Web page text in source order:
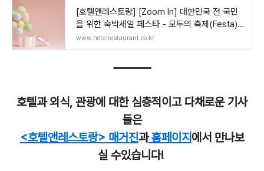
[호텔앤레스토랑] [Zoom In] 대한민국 전 국민
을 위한 숙박세일 페스타 - 모두의 축제(Festa)
가 되기
www.hotelrestaurant.co.kr
호텔과 외식, 관광에 대한 심층적이고 다채로운 기사
들은
<호텔앤레스토랑> 매거진과홈페이지 에서 만나보
실 수있습니다!